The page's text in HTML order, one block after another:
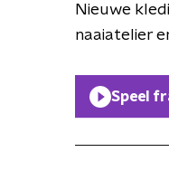
Nieuwe
naaiatelier
Speel